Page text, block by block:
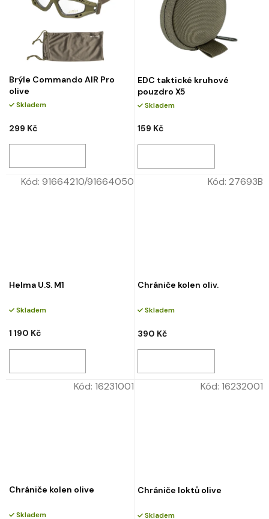
Brýle Commando AIR Pro
olive
Skladem
299 Kč
EDC taktické kruhové
pouzdro X5
Skladem
159 Kč
Helma U.S. M1
Skladem
1 190 Kč
Kód: 91664210/91664050
Chrániče kolen oliv.
Skladem
390 Kč
Kód: 27693B
Chrániče kolen olive
Skladem
Kód: 16231001
Chrániče loktů olive
Skladem
Kód: 16232001